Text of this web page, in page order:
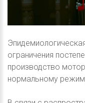
ограничения
производство
нормальному